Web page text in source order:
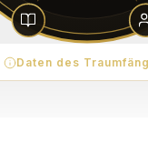
Daten des